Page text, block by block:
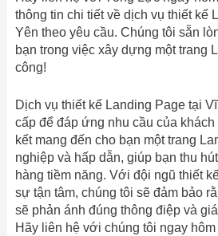
thông tin chi tiết về dịch vụ thiết kế
Yên theo yêu cầu. Chúng tôi sẵn
bạn trong việc xây dựng một trang
công!
Dịch vụ thiết kế Landing Page tại
cấp để đáp ứng nhu cầu của
kết mang đến cho bạn một trang
nghiệp và hấp dẫn, giúp bạn thu
hàng tiềm năng. Với đội ngũ thiết
sự tận tâm, chúng tôi sẽ đảm bảo
sẽ phản ánh đúng thông điệp và
Hãy liên hệ với chúng tôi ngay